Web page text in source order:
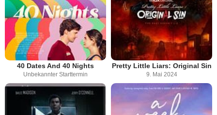
40 Dates And 40 Nights
Unbekannter Starttermin
Pretty Little Liars: Original Sin
9. Mai 2024